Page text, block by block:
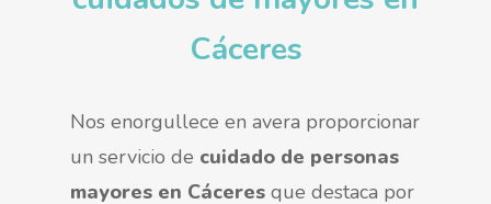
Cáceres
Nos enorgullece en avera proporcionar
un servicio de cuidado de personas
mayores en Cáceresque destaca por